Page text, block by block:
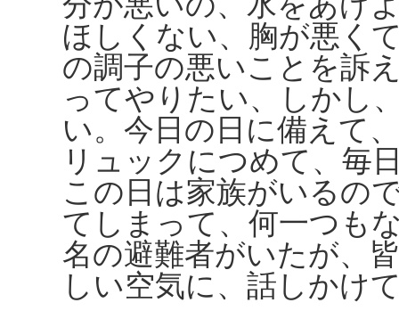
ほしくない、胸が悪く
の調子の悪いことを訴
ってやりたい、しかし
い。今日の日に備えて
リュックにつめて、毎
この日は家族がいるの
てしまって、何一つも
名の避難者がいたが、
しい空気に、話しかけ